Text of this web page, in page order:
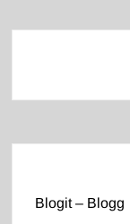
Blogit – Blogg